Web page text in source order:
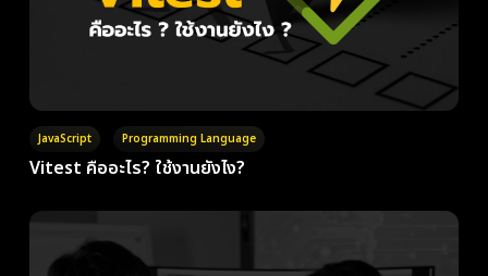
JavaScript Programming Language
Vitest คืออะไร? ใช้งานยังไง?